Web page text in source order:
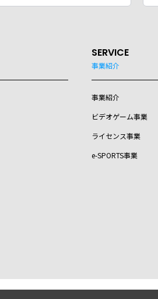
SERVICE
事業紹介
事業紹介
ビデオゲーム事業
ライセンス事業
e-SPORTS事業